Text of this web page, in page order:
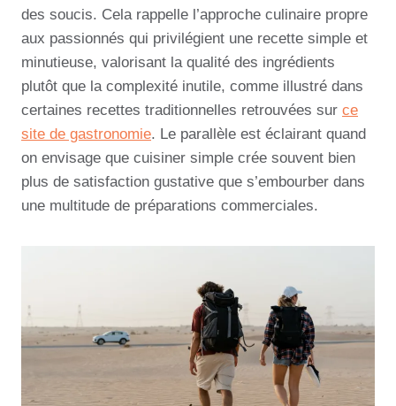
des soucis. Cela rappelle l’approche culinaire propre
aux passionnés qui privilégient une recette simple et
minutieuse, valorisant la qualité des ingrédients
plutôt que la complexité inutile, comme illustré dans
certaines recettes traditionnelles retrouvées sur ce
site de gastronomie. Le parallèle est éclairant quand
on envisage que cuisiner simple crée souvent bien
plus de satisfaction gustative que s’embourber dans
une multitude de préparations commerciales.